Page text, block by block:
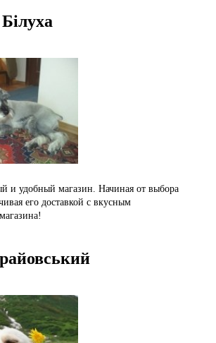
и удобный магазин. Начиная от выбора
его доставкой с вкусным